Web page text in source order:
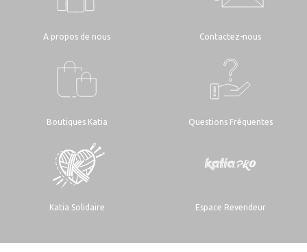
A propos de nous Contactez-nous
Boutiques Katia Questions Fréquentes
Katia Solidaire Espace Revendeur